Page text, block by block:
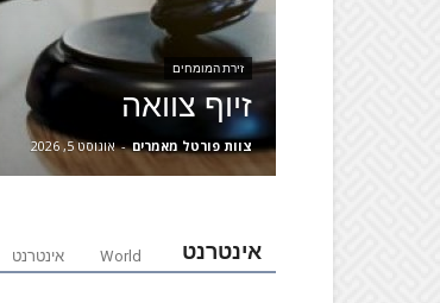
זירת המומחים
זיוף צוואה
צוות פורטל מאמרים - אוגוסט 5, 2026
אינטרנט World אינטרנט